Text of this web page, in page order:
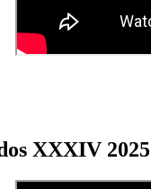
XXXIV 2025